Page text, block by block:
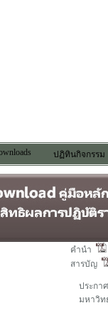
ปฏิทินกิจกรรม
คำนำ
สารบัญ
ประกา
มหาวิท